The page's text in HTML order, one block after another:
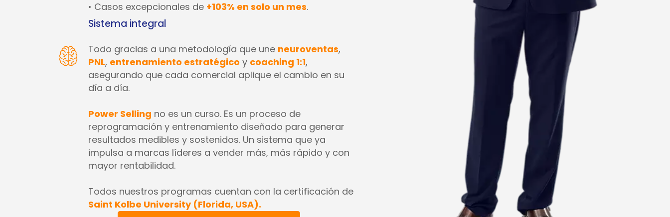
• Casos excepcionales de +103% en solo un mes.
Sistema integral
Todo gracias a una metodología que une neuroventas,
PNL, entrenamiento estratégico y coaching 1:1,
asegurando que cada comercial aplique el cambio en su
día a día.
Power Selling no es un curso. Es un proceso de
reprogramación y entrenamiento diseñado para generar
resultados medibles y sostenidos. Un sistema que ya
impulsa a marcas líderes a vender más, más rápido y con
mayor rentabilidad.
Todos nuestros programas cuentan con la certificación de
Saint Kolbe University (Florida, USA).